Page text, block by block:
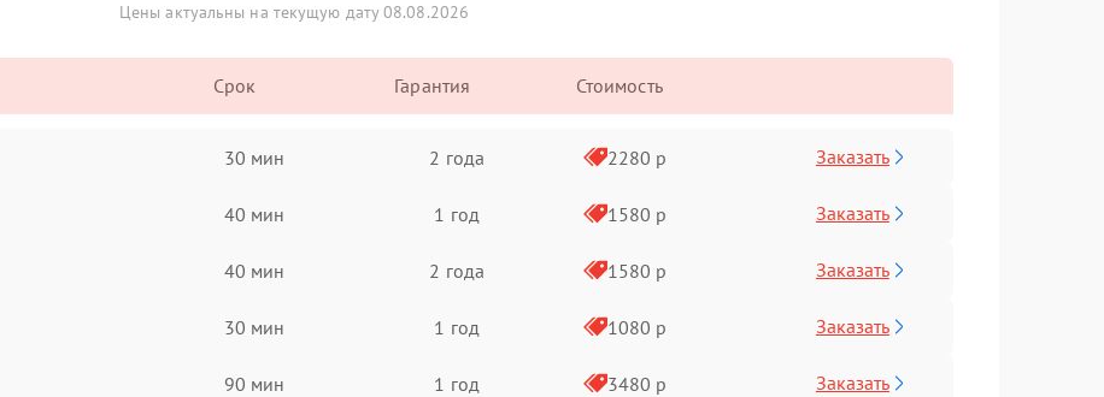
Цены актуальны на текущую дату 08.08.2026
Срок Гарантия Стоимость
30 мин 2 года 2280 р Заказать
40 мин 1 год 1580 р Заказать
40 мин 2 года 1580 р Заказать
30 мин 1 год 1080 р Заказать
90 мин 1 год 3480 р Заказать